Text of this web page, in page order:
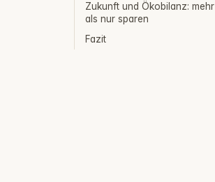
Zukunft und Ökobilanz: mehr
als nur sparen
Fazit